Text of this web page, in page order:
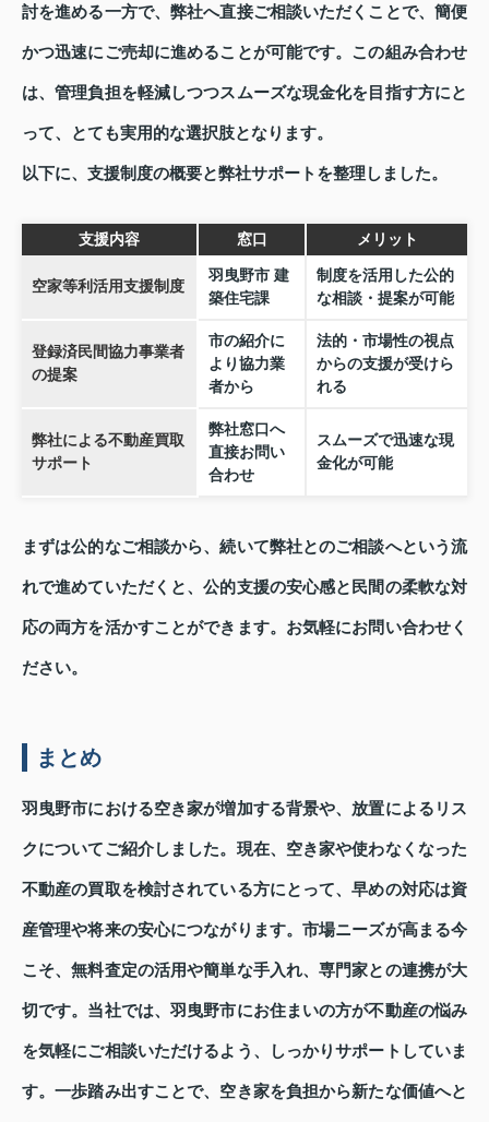
討を進める一方で、弊社へ直接ご相談いただくことで、簡便
かつ迅速にご売却に進めることが可能です。この組み合わせ
は、管理負担を軽減しつつスムーズな現金化を目指す方にと
って、とても実用的な選択肢となります。
以下に、支援制度の概要と弊社サポートを整理しました。
支援内容 窓口 メリット
空家等利活用支援制度
羽曳野市 建
築住宅課
制度を活用した公的
な相談・提案が可能
登録済民間協力事業者
の提案
市の紹介に
より協力業
者から
法的・市場性の視点
からの支援が受けら
れる
弊社による不動産買取
サポート
弊社窓口へ
直接お問い
合わせ
スムーズで迅速な現
金化が可能
まずは公的なご相談から、続いて弊社とのご相談へという流
れで進めていただくと、公的支援の安心感と民間の柔軟な対
応の両方を活かすことができます。お気軽にお問い合わせく
ださい。
まとめ
羽曳野市における空き家が増加する背景や、放置によるリス
クについてご紹介しました。現在、空き家や使わなくなった
不動産の買取を検討されている方にとって、早めの対応は資
産管理や将来の安心につながります。市場ニーズが高まる今
こそ、無料査定の活用や簡単な手入れ、専門家との連携が大
切です。当社では、羽曳野市にお住まいの方が不動産の悩み
を気軽にご相談いただけるよう、しっかりサポートしていま
す。一歩踏み出すことで、空き家を負担から新たな価値へと